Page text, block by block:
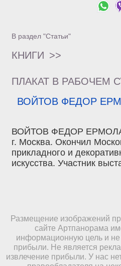
В раздел "Статьи"
КНИГИ >>
ПЛАКАТ В РАБОЧЕМ
ВОЙТОВ ФЕДОР
ВОЙТОВ ФЕДОР
г. Москва. Окончил
прикладного и
искусства. Участник
Размещение изображений
сайте Артпанорама
информационную цель и не
прибыли. Не является
извлечение прибыли. У нас